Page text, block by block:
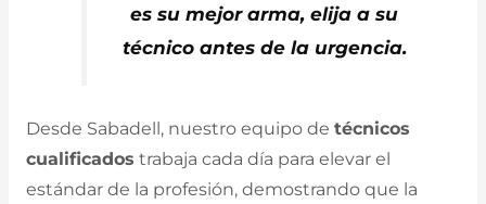
es su mejor arma, elija a su
técnico antes de la urgencia.
Desde Sabadell, nuestro equipo de técnicos
cualificados trabaja cada día para elevar el
estándar de la profesión, demostrando que la